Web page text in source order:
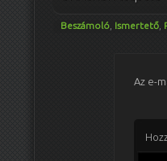
Beszámoló Ismertető
Az e-